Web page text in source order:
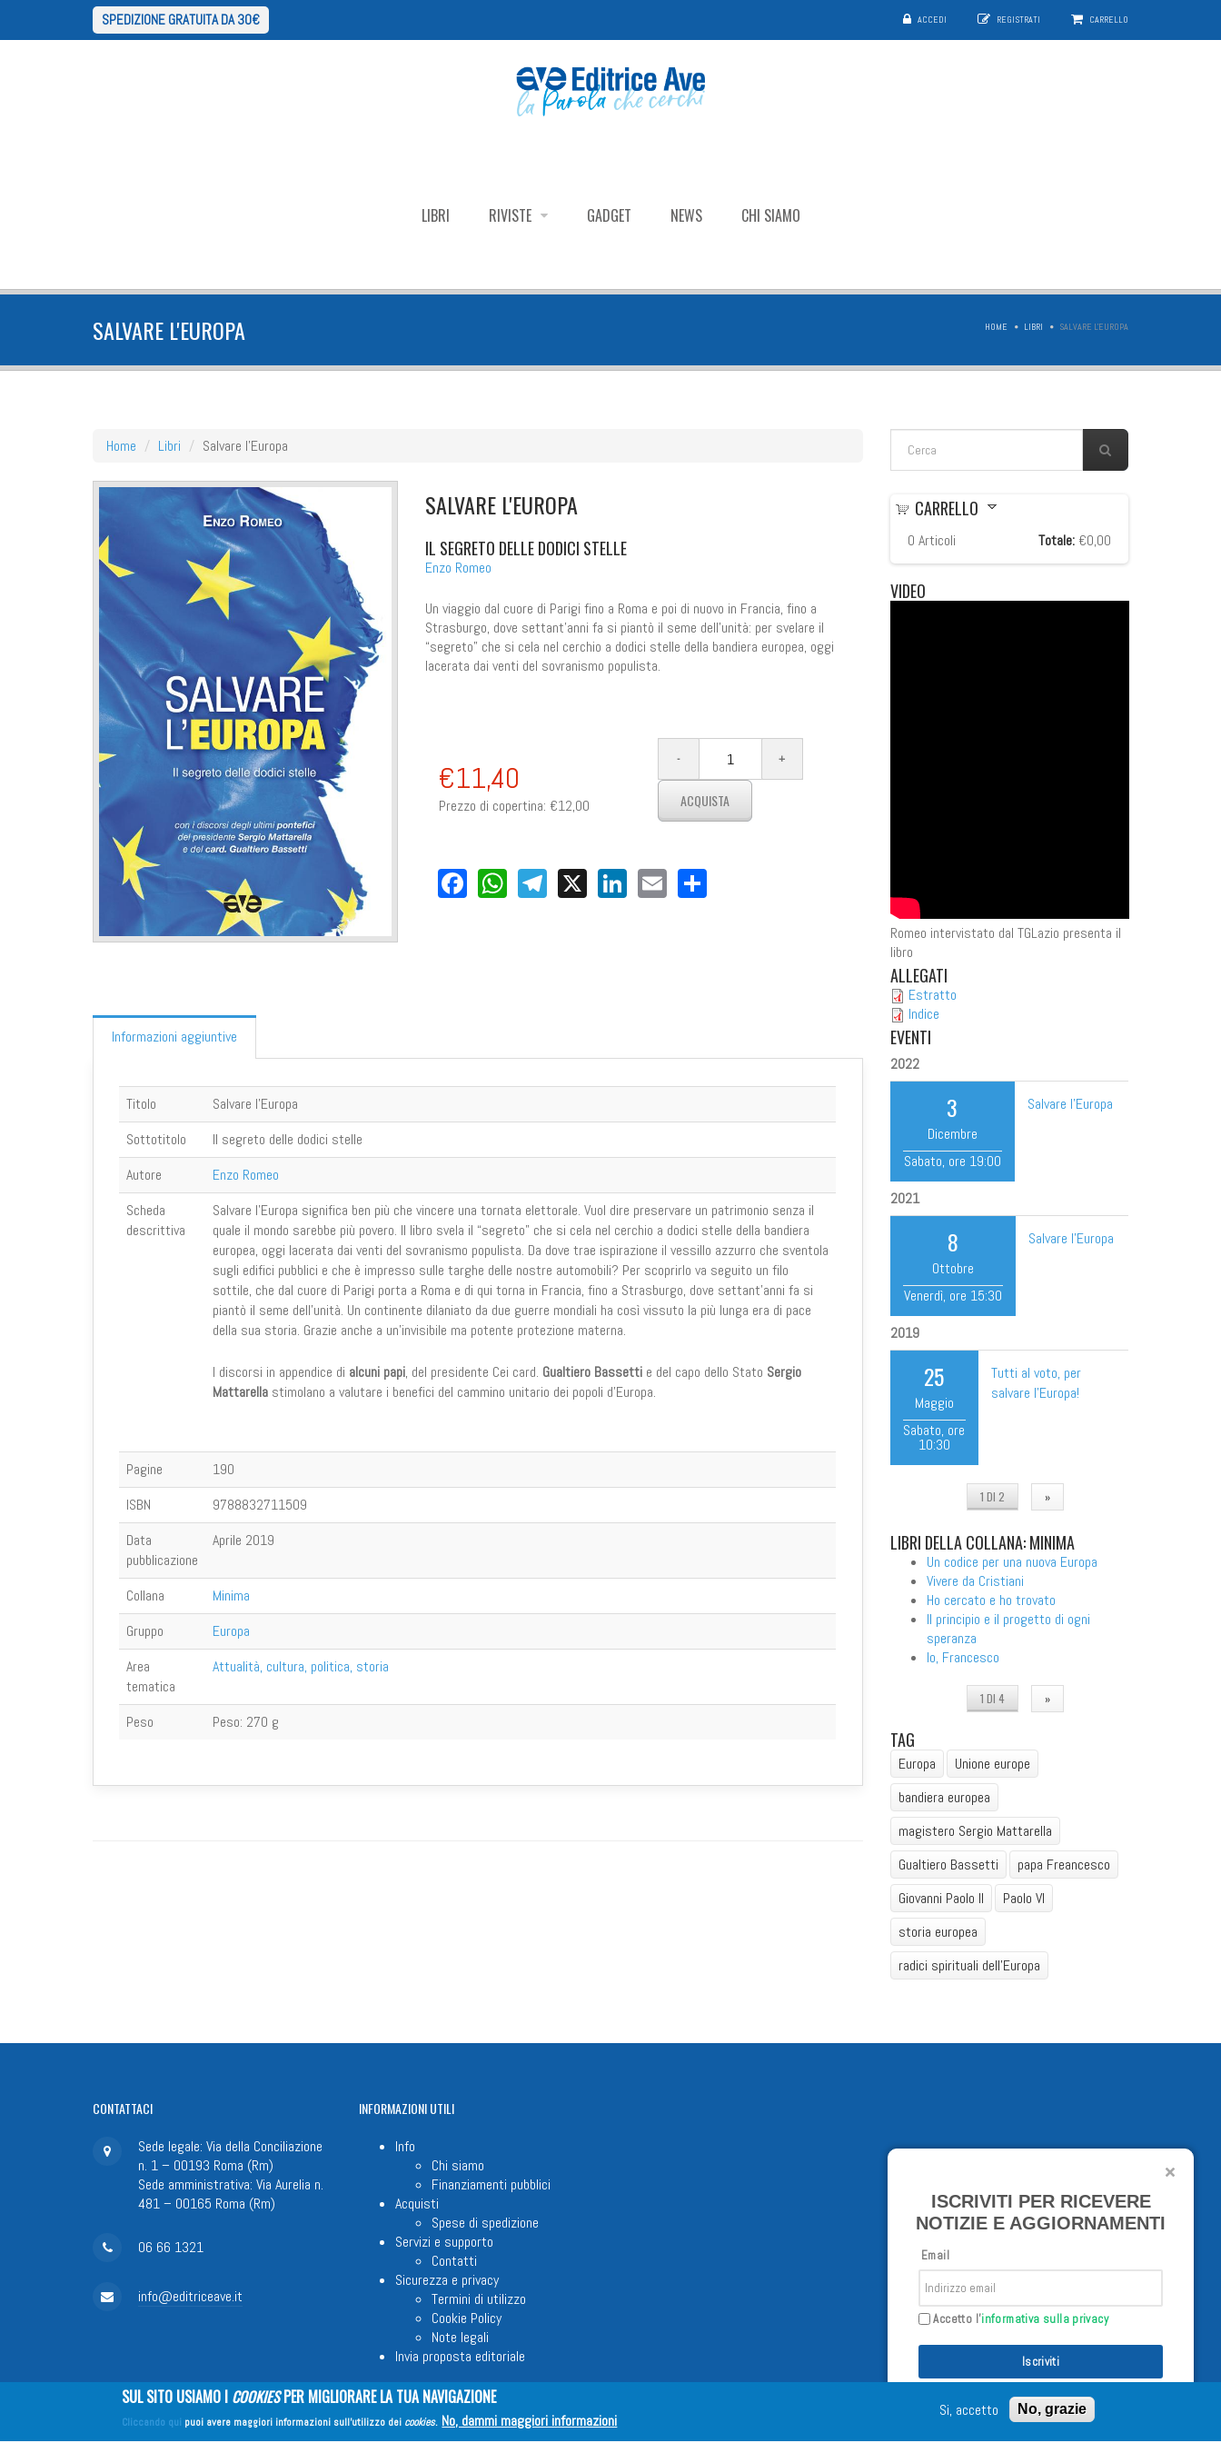
SPEDIZIONE GRATUITA DA 30€ ACCEDI REGISTRATI CARRELLO
LIBRI RIVISTE GADGET NEWS CHI SIAMO
SALVARE L'EUROPA HOME LIBRI SALVARE L'EUROPA
Home Libri Salvare l'Europa FORM DI RICERCA
SALVARE L'EUROPA
IL SEGRETO DELLE DODICI STELLE
Enzo Romeo
Un viaggio dal cuore di Parigi fino a Roma e poi di nuovo in Francia, fino a
Strasburgo, dove settant’anni fa si piantò il seme dell’unità: per svelare il
“segreto” che si cela nel cerchio a dodici stelle della bandiera europea, oggi
lacerata dai venti del sovranismo populista.
€11,40
Prezzo di copertina: €12,00
Facebook
WhatsApp
Telegram
X LinkedIn
EmailShare
Informazioni aggiuntive
Titolo
Salvare l'Europa
Sottotitolo
Il segreto delle dodici stelle
Autore
Enzo Romeo
Scheda
descrittiva
Salvare l’Europa significa ben più che vincere una tornata elettorale. Vuol dire preservare un patrimonio senza il
quale il mondo sarebbe più povero. Il libro svela il “segreto” che si cela nel cerchio a dodici stelle della bandiera
europea, oggi lacerata dai venti del sovranismo populista. Da dove trae ispirazione il vessillo azzurro che sventola
sugli edifici pubblici e che è impresso sulle targhe delle nostre automobili? Per scoprirlo va seguito un filo
sottile, che dal cuore di Parigi porta a Roma e di qui torna in Francia, fino a Strasburgo, dove settant’anni fa si
piantò il seme dell’unità. Un continente dilaniato da due guerre mondiali ha così vissuto la più lunga era di pace
della sua storia. Grazie anche a un’invisibile ma potente protezione materna.
I discorsi in appendice di alcuni papi, del presidente Cei card. Gualtiero Bassetti e del capo dello Stato Sergio
Mattarella stimolano a valutare i benefici del cammino unitario dei popoli d’Europa.
Pagine
190
ISBN
9788832711509
Data
pubblicazione
Aprile 2019
Collana
Minima
Gruppo
Europa
Area
tematica
Attualità, cultura, politica, storia
Peso Peso: 270 g
CARRELLO
0 Articoli Totale: €0,00
VIDEO
Romeo intervistato dal TGLazio presenta il
libro
ALLEGATI
Estratto
Indice
EVENTI
2022
3
Dicembre
Sabato, ore 19:00
Salvare l'Europa
2021
8
Ottobre
Venerdì, ore 15:30
Salvare l'Europa
2019
25
Maggio
Sabato, ore
10:30
Tutti al voto, per
salvare l'Europa!
1 DI 2 »
LIBRI DELLA COLLANA: MINIMA
Un codice per una nuova Europa
Vivere da Cristiani
Ho cercato e ho trovato
Il principio e il progetto di ogni
speranza
Io, Francesco
1 DI 4 »
TAG
Europa
Unione europe
bandiera europea
magistero Sergio Mattarella
Gualtiero Bassetti
papa Freancesco
Giovanni Paolo II
Paolo VI
storia europea
radici spirituali dell'Europa
CONTATTACI
Sede legale: Via della Conciliazione
n. 1 – 00193 Roma (Rm)
Sede amministrativa: Via Aurelia n.
481 – 00165 Roma (Rm)
06 66 1321
info@editriceave.it
INFORMAZIONIUTILI
Info
Chi siamo
Finanziamenti pubblici
Acquisti
Spese di spedizione
Servizi e supporto
Contatti
Sicurezza e privacy
Termini di utilizzo
Cookie Policy
Note legali
Invia proposta editoriale
Fondazione Apostolicam Actuositatem ETS © 2023 - P.I. 05398481001 - C.F 96306220581 - REA 888781 del 23/02/98 - Tutti i diritti riservati
ISCRIVITI PER RICEVERE
NOTIZIE E AGGIORNAMENTI
Email
Accetto l'informativa sulla privacy
Iscriviti
SUL SITO USIAMO I COOKIESPER MIGLIORARE LA TUA NAVIGAZIONE
Cliccando qui puoi avere maggiori informazioni sull'utilizzo dei cookies. No, dammi maggiori informazioni
Si, accetto No, grazie